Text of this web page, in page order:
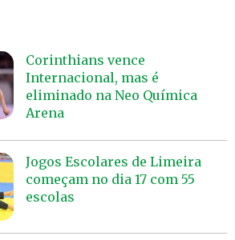
Corinthians vence
Internacional, mas é
eliminado na Neo Química
Arena
Jogos Escolares de Limeira
começam no dia 17 com 55
escolas